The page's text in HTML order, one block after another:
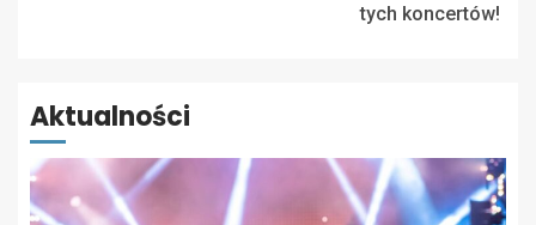
tych koncertów!
Aktualności